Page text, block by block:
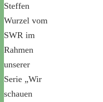
Steffen
Wurzel vom
SWR im
Rahmen
unserer
Serie „Wir
schauen